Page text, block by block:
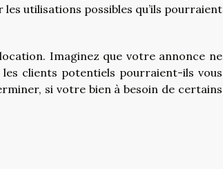
utilisations possibles qu’ils pourraient
Imaginez que votre annonce ne
clients potentiels pourraient-ils vous
si votre bien à besoin de certains